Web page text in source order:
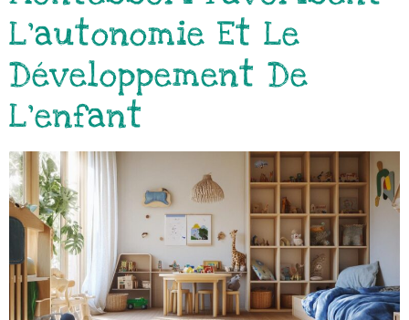
L’autonomie Et Le
Développement De
L’enfant